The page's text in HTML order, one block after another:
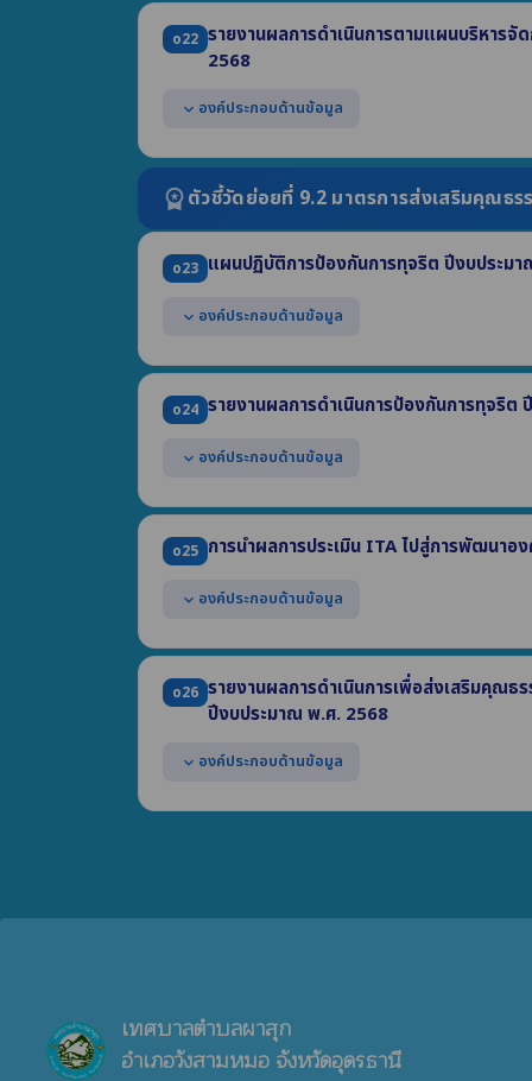
(1) เหตุการณ์ความเสี่ยงและระดับของความเสี่ยง (2) มา
ต้องครอบคลุมถึงความเสี่ยงการทุจริตที่เกี่ยวข้องกับ
o22 รายงานผลการดำเนินการตามแผนบริหารจั
2568
expand_more องค์ประกอบด้านข้อมูล
แสดงผลการดำเนินการตามแผนบริหารจัดการความ
ประกอบด้วย
(1) เหตุการณ์ความเสี่ยงและระดับของความเสี่ยง
(2) มาตรการจัดการความเสี่ยง
(3) ผลการดำเนินการตามมาตรการหรือการจัดการความเ
workspace_premiumตัวชี้วัดย่อยที่ 9.2 มาตรการส่งเสริมคุณธร
o23 แผนปฏิบัติการป้องกันการทุจริต ปีงบประม
expand_more องค์ประกอบด้านข้อมูล
แสดงแผนปฏิบัติการป้องกันการทุจริตที่มีวัตถุประสง
(1) มาตรการ หรือโครงการ หรือกิจกรรม
(2) งบประมาณแต่ละมาตรการ/โครงการ/กิจกรรม
(3) ช่วงระยะเวลาดำเนินการ
เป็นแผนที่มีระยะเวลาบังคับใช้ครอบคลุมปี พ.ศ. 2569
o24 รายงานผลการดำเนินการป้องกันการทุจริ
expand_more องค์ประกอบด้านข้อมูล
แสดงผลการดำเนินการป้องกันการทุจริต ปี พ.ศ.
(1) มาตรการ/โครงการ/กิจกรรม (2) ผลการดำเนินงาน
(3) ผลการใช้จ่ายงบประมาณ (4) ช่วงระยะเวลาในการดำเ
o25 การนำผลการประเมิน ITA ไปสู่การพัฒนาอ
expand_more องค์ประกอบด้านข้อมูล
แสดงการวิเคราะห์ผลการประเมิน ITA ในปี พ.ศ.
แสดงการนำผลการวิเคราะห์ไปสู่การปรับปรุง หรือ
(1) มาตรการ/โครงการ/กิจกรรม (2) ผลการวิเคราะห์ตั
o26 รายงานผลการดำเนินการเพื่อส่งเสริมคุณธ
ปีงบประมาณ พ.ศ. 2568
expand_more องค์ประกอบด้านข้อมูล
แสดงผลการดำเนินการเพื่อส่งเสริมคุณธรรมและคว
(5) ผลการดำเนินการ (output) (6) ผลลัพธ์หรือผลสัม
เทศบาลตำบลผาสุก
อำเภอวังสามหมอ จังหวัดอุดรธานี